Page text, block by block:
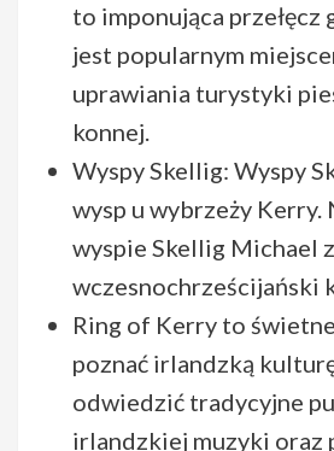
to imponująca przełęcz
jest popularnym
uprawiania turystyki
konnej.
Wyspy Skellig: Wyspy
wysp u wybrzeży Kerry.
wyspie Skellig Michael
wczesnochrześcijański
Ring of Kerry to
poznać irlandzką
odwiedzić tradycyjne
irlandzkiej muzyki oraz